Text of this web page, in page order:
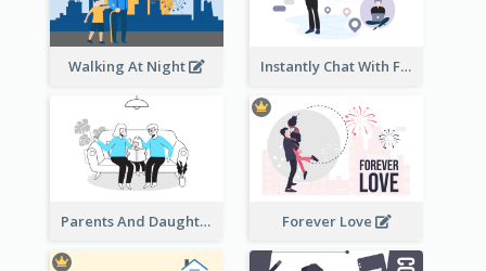
Walking At Night Instantly Chat With Friends Illustration
Parents And Daughter Forever Love